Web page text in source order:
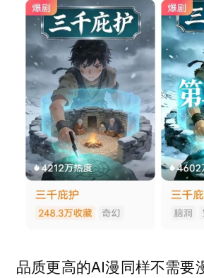
品质更高的AI漫同样不需要